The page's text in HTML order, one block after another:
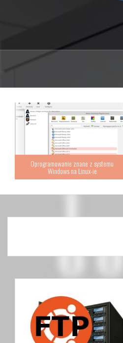
Oprogramowanie znane z systemu
Windows na Linux-ie